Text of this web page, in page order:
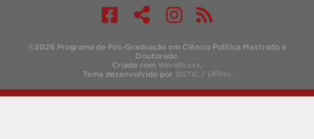
©2026 Programa de Pós-Graduação em Ciência Política Mestrado e
Doutorado.
Criado com WordPress.
Tema desenvolvido por SGTIC / UFPel.